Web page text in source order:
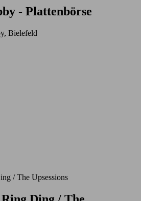
- Plattenbörse
Bielefeld